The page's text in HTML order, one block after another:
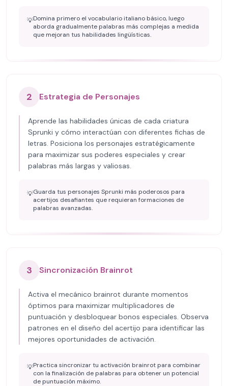
💡Domina primero el vocabulario italiano básico, luego
aborda gradualmente palabras más complejas a medida
que mejoran tus habilidades lingüísticas.
2 Estrategia de Personajes
Aprende las habilidades únicas de cada criatura
Sprunki y cómo interactúan con diferentes fichas de
letras. Posiciona los personajes estratégicamente
para maximizar sus poderes especiales y crear
palabras más largas y valiosas.
💡Guarda tus personajes Sprunki más poderosos para
acertijos desafiantes que requieran formaciones de
palabras avanzadas.
3 Sincronización Brainrot
Activa el mecánico brainrot durante momentos
óptimos para maximizar multiplicadores de
puntuación y desbloquear bonos especiales. Observa
patrones en el diseño del acertijo para identificar las
mejores oportunidades de activación.
💡Practica sincronizar tu activación brainrot para combinar
con la finalización de palabras para obtener un potencial
de puntuación máximo.